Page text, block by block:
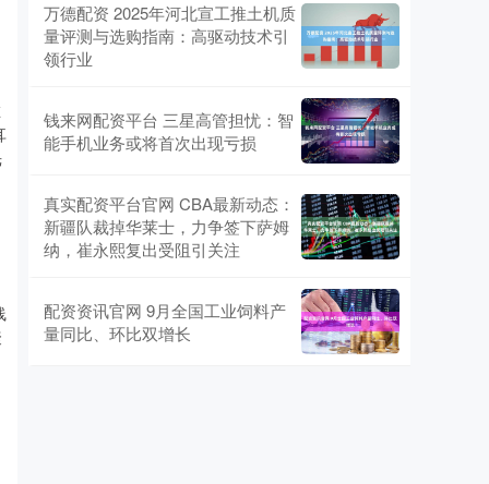
万德配资 2025年河北宣工推土机质
量评测与选购指南：高驱动技术引
领行业
钱来网配资平台 三星高管担忧：智
能手机业务或将首次出现亏损
真实配资平台官网 CBA最新动态：
新疆队裁掉华莱士，力争签下萨姆
纳，崔永熙复出受阻引关注
配资资讯官网 9月全国工业饲料产
量同比、环比双增长